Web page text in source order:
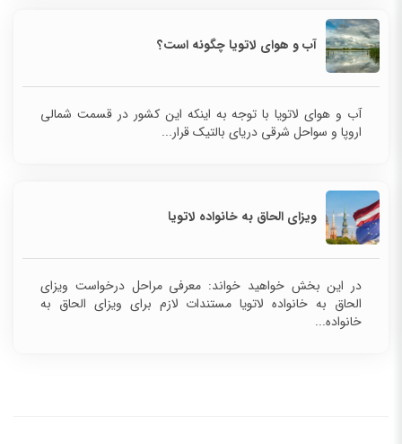
آب و هوای لاتویا چگونه است؟
آب و هوای لاتویا با توجه به اینکه این کشور در قسمت شمالی
اروپا و سواحل شرقی دریای بالتیک قرار...
ویزای الحاق به خانواده لاتویا
در این بخش خواهید خواند: معرفی مراحل درخواست ویزای
الحاق به خانواده لاتویا مستندات لازم برای ویزای الحاق به
خانواده...